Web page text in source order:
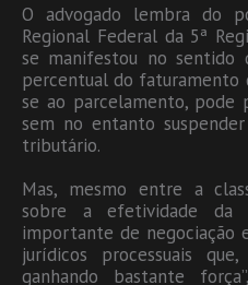
O advogado lembra do
Regional Federal da 5ª
se manifestou no sentido
percentual do faturamento
se ao parcelamento, pode
sem no entanto
tributário.
Mas, mesmo entre a
sobre a efetividade da
importante de negociação
jurídicos processuais
ganhando bastante